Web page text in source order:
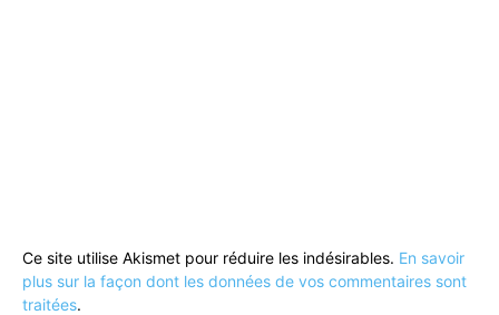
Ce site utilise Akismet pour réduire les indésirables. En savoir
plus sur la façon dont les données de vos commentaires sont
traitées.